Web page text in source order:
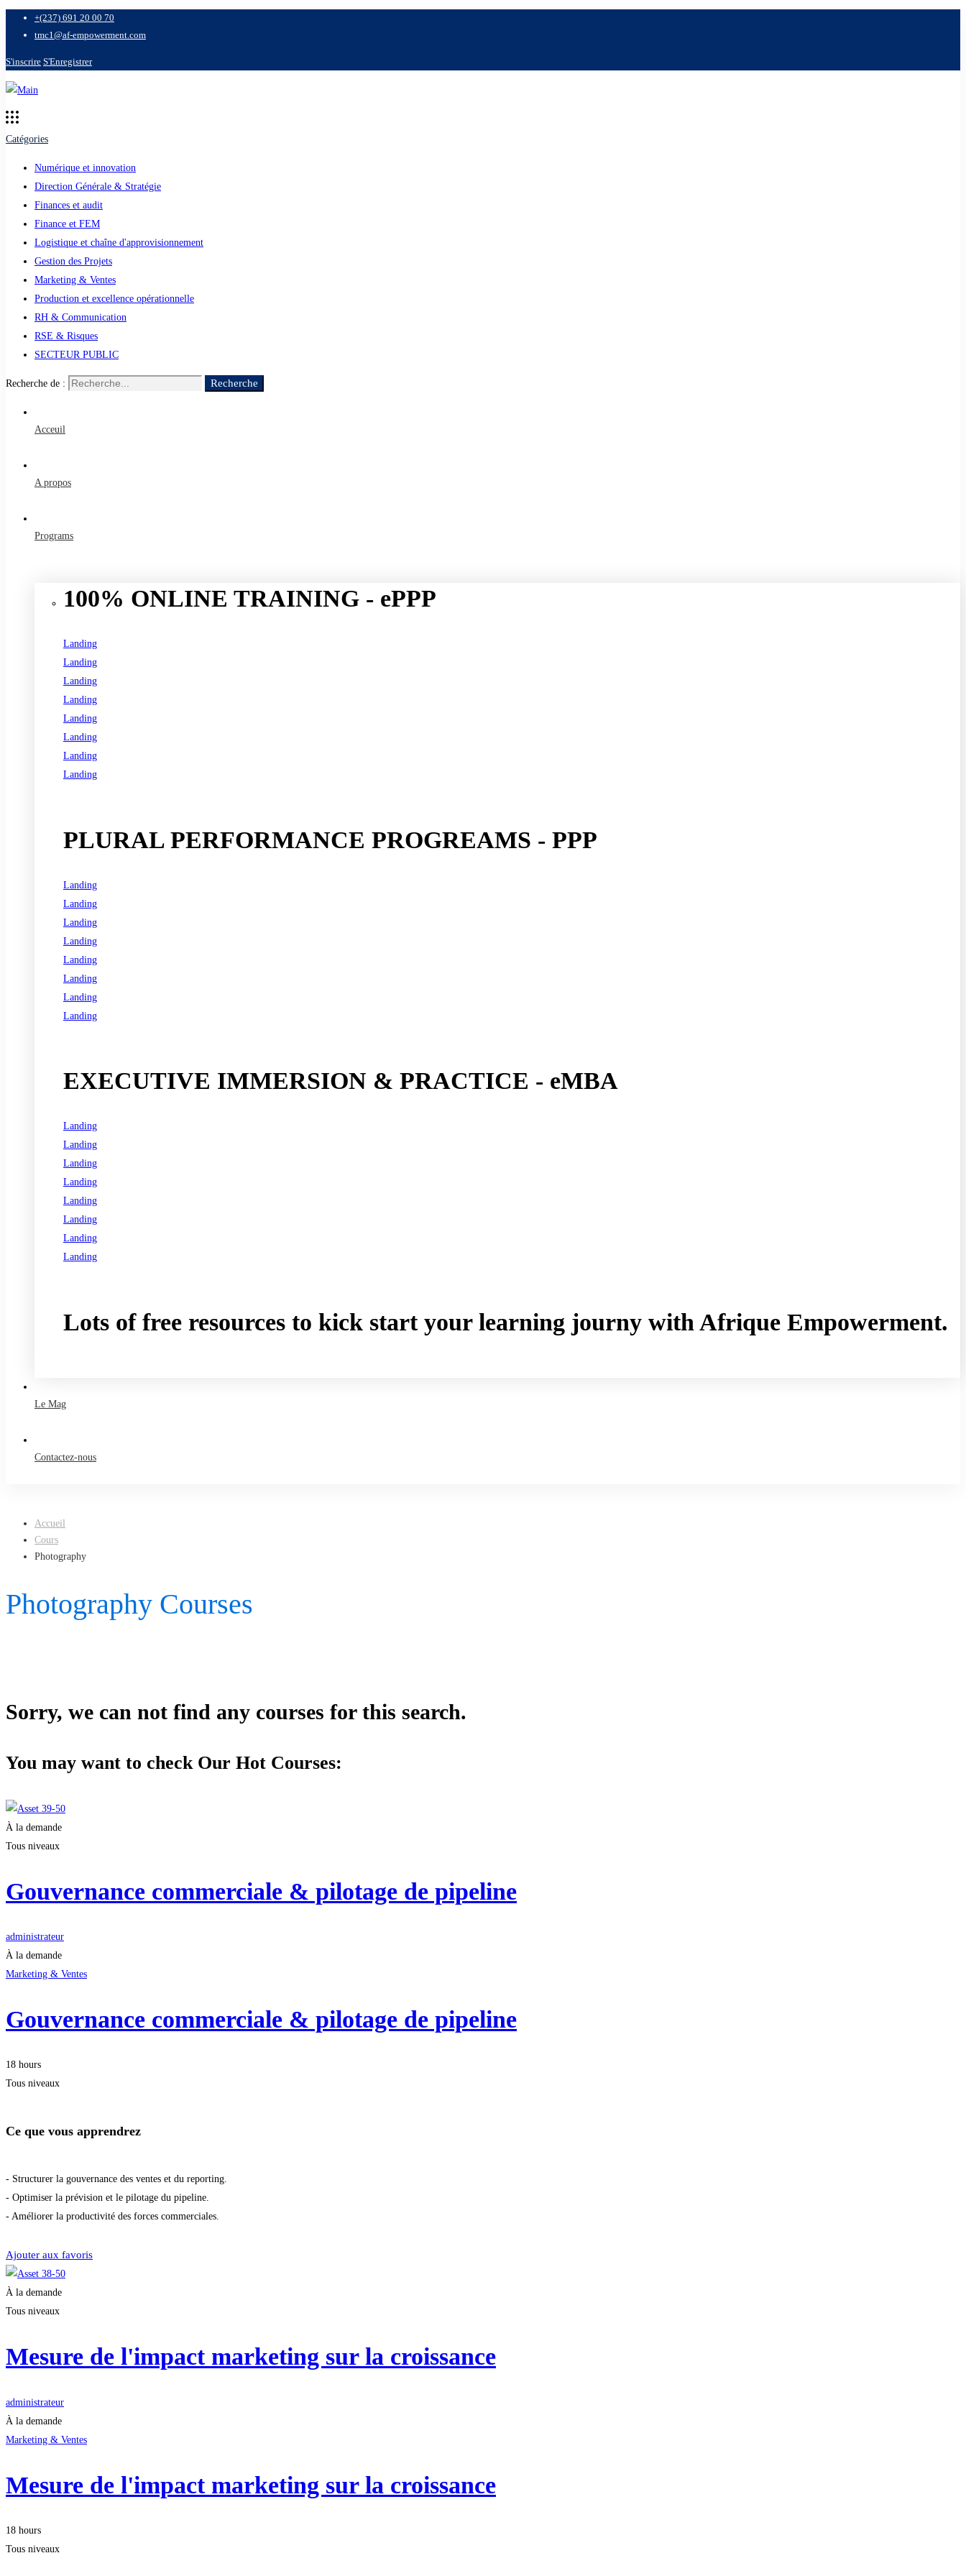
+(237) 691 20 00 70
tmc1@af-empowerment.com
S'inscrire S'Enregistrer
Catégories
Numérique et innovation
Direction Générale & Stratégie
Finances et audit
Finance et FEM
Logistique et chaîne d'approvisionnement
Gestion des Projets
Marketing & Ventes
Production et excellence opérationnelle
RH & Communication
RSE & Risques
SECTEUR PUBLIC
Recherche de : Recherche
Acceuil
A propos
Programs
100% ONLINE TRAINING - ePPP
Landing
Landing
Landing
Landing
Landing
Landing
Landing
Landing
PLURAL PERFORMANCE PROGREAMS - PPP
Landing
Landing
Landing
Landing
Landing
Landing
Landing
Landing
EXECUTIVE IMMERSION & PRACTICE - eMBA
Landing
Landing
Landing
Landing
Landing
Landing
Landing
Landing
Lots of free resources to kick start your learning journy with Afrique Empowerment.
Le Mag
Contactez-nous
Accueil
Cours
Photography
Photography Courses
Sorry, we can not find any courses for this search.
You may want to check Our Hot Courses:
À la demande
Tous niveaux
Gouvernance commerciale & pilotage de pipeline
administrateur
À la demande
Marketing & Ventes
Gouvernance commerciale & pilotage de pipeline
18 hours
Tous niveaux
Ce que vous apprendrez
- Structurer la gouvernance des ventes et du reporting.
- Optimiser la prévision et le pilotage du pipeline.
- Améliorer la productivité des forces commerciales.
Ajouter aux favoris
À la demande
Tous niveaux
Mesure de l'impact marketing sur la croissance
administrateur
À la demande
Marketing & Ventes
Mesure de l'impact marketing sur la croissance
18 hours
Tous niveaux